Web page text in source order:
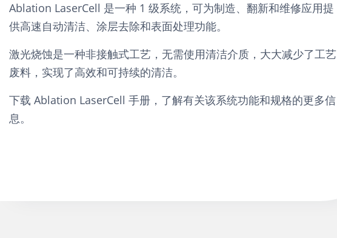
Ablation LaserCell 是一种 1 级系统，可为制造、翻新和维修应用提
供高速自动清洁、涂层去除和表面处理功能。
激光烧蚀是一种非接触式工艺，无需使用清洁介质，大大减少了工艺
废料，实现了高效和可持续的清洁。
下载 Ablation LaserCell 手册，了解有关该系统功能和规格的更多信
息。